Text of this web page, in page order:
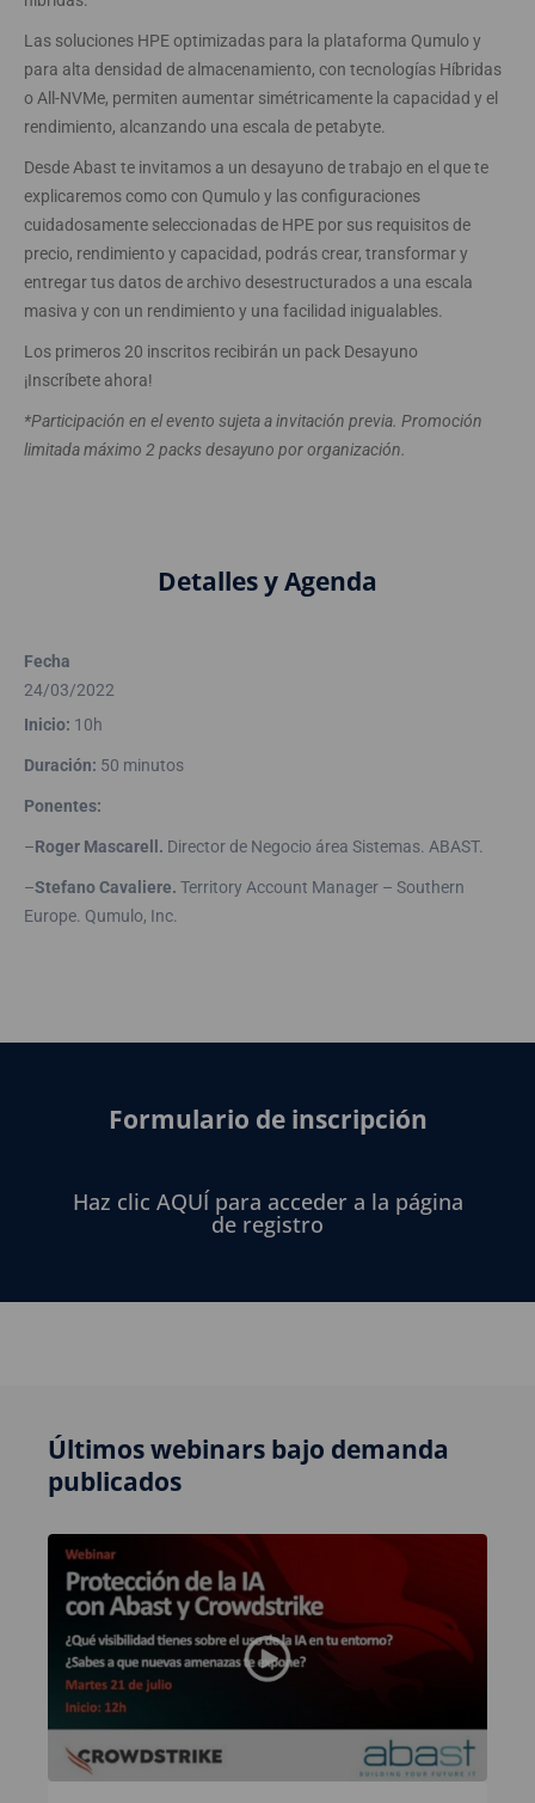
Las soluciones HPE optimizadas para la plataforma Qumulo y
para alta densidad de almacenamiento, con tecnologías Híbridas
o All-NVMe, permiten aumentar simétricamente la capacidad y el
rendimiento, alcanzando una escala de petabyte.
Desde Abast te invitamos a un desayuno de trabajo en el que te
explicaremos como con Qumulo y las configuraciones
cuidadosamente seleccionadas de HPE por sus requisitos de
precio, rendimiento y capacidad, podrás crear, transformar y
entregar tus datos de archivo desestructurados a una escala
masiva y con un rendimiento y una facilidad inigualables.
Los primeros 20 inscritos recibirán un pack Desayuno
¡Inscríbete ahora!
*Participación en el evento sujeta a invitación previa. Promoción
limitada máximo 2 packs desayuno por organización.
Detalles y Agenda
Fecha
24/03/2022
Inicio: 10h
Duración: 50 minutos
Ponentes:
–Roger Mascarell. Director de Negocio área Sistemas. ABAST.
–Stefano Cavaliere. Territory Account Manager – Southern
Europe. Qumulo, Inc.
Formulario de inscripción
Haz clic AQUÍ para acceder a la página
de registro
Últimos webinars bajo demanda
publicados